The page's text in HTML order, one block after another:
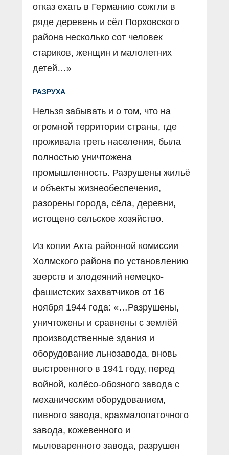
отказ ехать в Германию сожгли в
ряде деревень и сёл Порховского
района несколько сот человек
стариков, женщин и малолетних
детей…»
РАЗРУХА
Нельзя забывать и о том, что на
огромной территории страны, где
проживала треть населения, была
полностью уничтожена
промышленность. Разрушены жильё
и объекты жизнеобеспечения,
разорены города, сёла, деревни,
истощено сельское хозяйство.
Из копии Акта районной комиссии
Холмского района по установлению
зверств и злодеяний немецко-
фашистских захватчиков от 16
ноября 1944 года: «…Разрушены,
уничтожены и сравнены с землёй
производственные здания и
оборудование льнозавода, вновь
выстроенного в 1941 году, перед
войной, колёсо-обозного завода с
механическим оборудованием,
пивного завода, крахмалопаточного
завода, кожевенного и
мыловаренного завода, разрушен